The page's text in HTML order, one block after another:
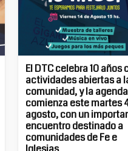
El DTC celebra 10 años
actividades abiertas a
comunidad, y la agenda
comienza este martes
agosto, con un
encuentro destinado a
comunidades de Fe e